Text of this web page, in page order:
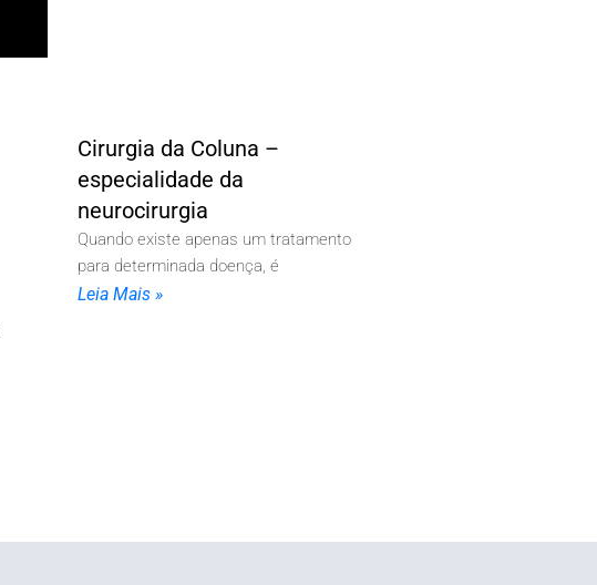
Cirurgia da Coluna –
especialidade da
neurocirurgia
Quando existe apenas um tratamento
para determinada doença, é
Leia Mais »